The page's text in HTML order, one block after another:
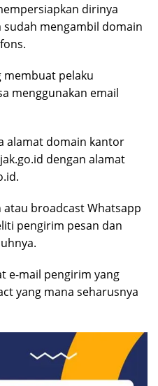
dirinya
sudah mengambil domain
membuat pelaku
menggunakan email
alamat domain kantor
dengan alamat
atau broadcast Whatsapp
pengirim pesan dan
e-mail pengirim yang
yang mana seharusnya